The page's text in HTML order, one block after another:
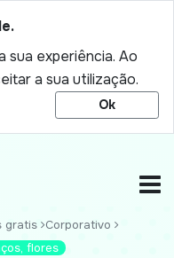
sua experiência. Ao
a sua utilização.
Ok
gratis Corporativo
flores